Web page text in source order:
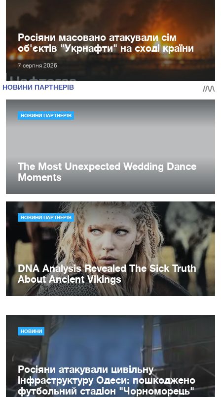
Росіяни масовано атакували сім
об'єктів "Укрнафти" на сході країни
7 серпня 2026
НОВИНИ
Росіяни атакували цивільну
інфраструктуру Одеси: пошкоджено
футбольний стадіон "Чорноморець"